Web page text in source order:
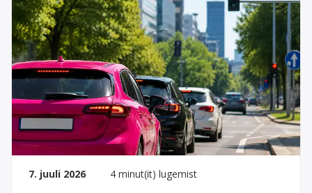
7. juuli 2026 4 minut(it) lugemist